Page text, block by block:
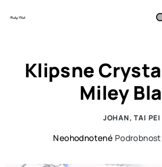
Klipsne
Miley
JOHAN, TAI PEI
Priemerné
produktu
Neohodnotené